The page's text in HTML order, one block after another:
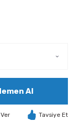
Al
Tavsiye Et